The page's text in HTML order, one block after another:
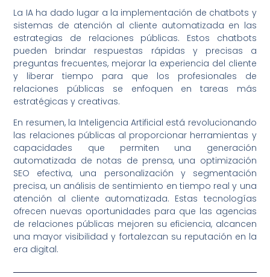
La IA ha dado lugar a la implementación de chatbots y
sistemas de atención al cliente automatizada en las
estrategias de relaciones públicas. Estos chatbots
pueden brindar respuestas rápidas y precisas a
preguntas frecuentes, mejorar la experiencia del cliente
y liberar tiempo para que los profesionales de
relaciones públicas se enfoquen en tareas más
estratégicas y creativas.
En resumen, la Inteligencia Artificial está revolucionando
las relaciones públicas al proporcionar herramientas y
capacidades que permiten una generación
automatizada de notas de prensa, una optimización
SEO efectiva, una personalización y segmentación
precisa, un análisis de sentimiento en tiempo real y una
atención al cliente automatizada. Estas tecnologías
ofrecen nuevas oportunidades para que las agencias
de relaciones públicas mejoren su eficiencia, alcancen
una mayor visibilidad y fortalezcan su reputación en la
era digital.